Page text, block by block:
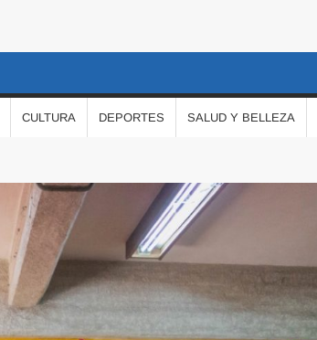
CULTURA DEPORTES SALUD Y BELLEZA